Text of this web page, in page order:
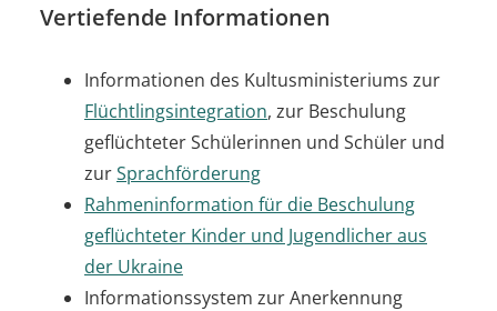
Vertiefende Informationen
Informationen des Kultusministeriums zur
Flüchtlingsintegration, zur Beschulung
geflüchteter Schülerinnen und Schüler und
zurSprachförderung
Rahmeninformation für die Beschulung
geflüchteter Kinder und Jugendlicher aus
der Ukraine
Informationssystem zur Anerkennung